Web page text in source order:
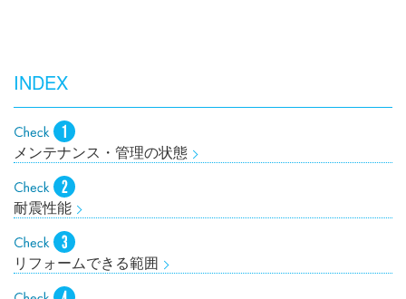
INDEX
メンテナンス・管理の状態
耐震性能
リフォームできる範囲